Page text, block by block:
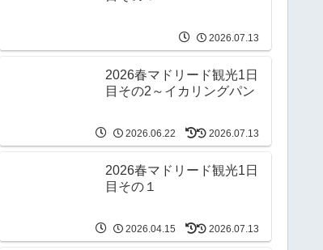
2026.07.13
2026春マドリード観光1日
目その2～イカリングパン
2026.06.22 2026.07.13
2026春マドリード観光1日
目その１
2026.04.15 2026.07.13